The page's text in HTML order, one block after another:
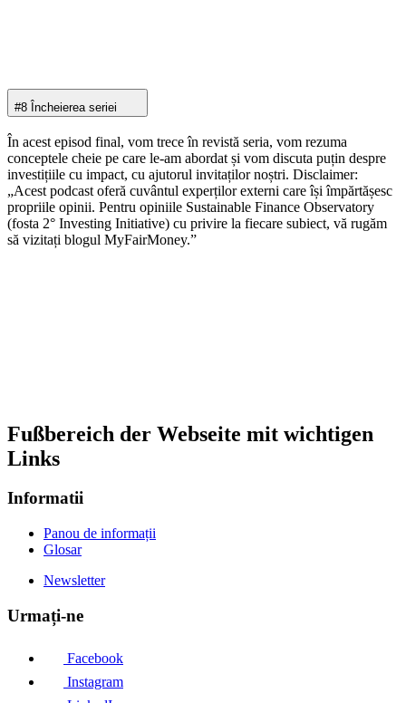
#8 Încheierea seriei
În acest episod final, vom trece în revistă seria, vom rezuma
conceptele cheie pe care le-am abordat și vom discuta puțin despre
investițiile cu impact, cu ajutorul invitaților noștri. Disclaimer:
„Acest podcast oferă cuvântul experților externi care își împărtășesc
propriile opinii. Pentru opiniile Sustainable Finance Observatory
(fosta 2° Investing Initiative) cu privire la fiecare subiect, vă rugăm
să vizitați blogul MyFairMoney.”
Fußbereich der Webseite mit wichtigen
Links
Informatii
Panou de informații
Glosar
Newsletter
Urmați-ne
Facebook
Instagram